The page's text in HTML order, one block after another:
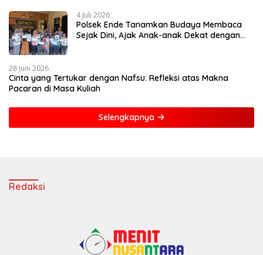
4 Juli 2026
Polsek Ende Tanamkan Budaya Membaca
Sejak Dini, Ajak Anak-anak Dekat dengan
28 Juni 2026
Cinta yang Tertukar dengan Nafsu: Refleksi atas Makna
Pacaran di Masa Kuliah
Selengkapnya
Redaksi